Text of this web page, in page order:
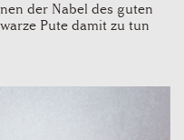
der Nabel des guten
Pute damit zu tun